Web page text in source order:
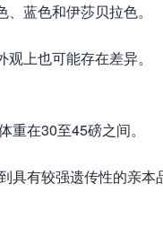
蓝色和伊莎贝拉色。
上也可能存在差异。
在30至45磅之间。
具有较强遗传性的亲本